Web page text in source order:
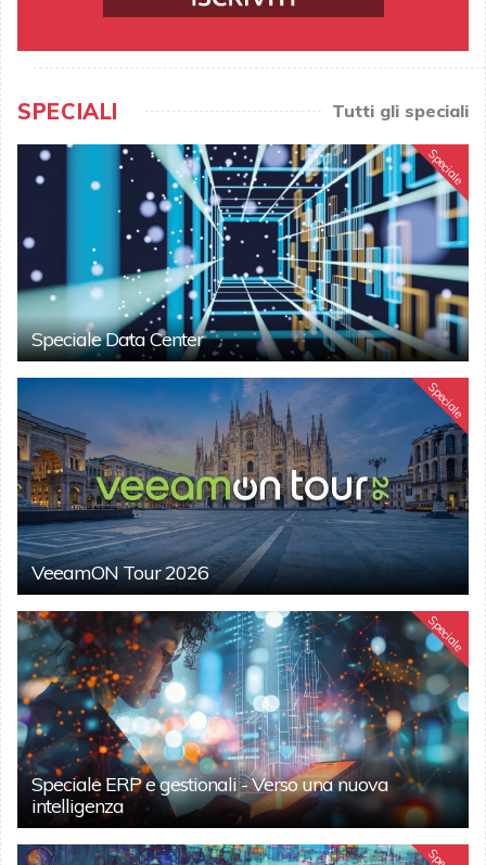
SPECIALI Tutti gli speciali
Speciale
Speciale Data Center
Speciale
VeeamON Tour 2026
Speciale
Speciale ERP e gestionali - Verso una nuova
intelligenza